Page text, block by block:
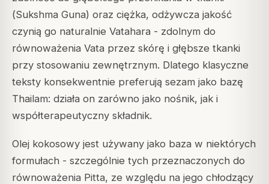
(Sukshma Guna) oraz ciężka, odżywcza jakość
czynią go naturalnie Vatahara - zdolnym do
równoważenia Vata przez skórę i głębsze tkanki
przy stosowaniu zewnętrznym. Dlatego klasyczne
teksty konsekwentnie preferują sezam jako bazę
Thailam: działa on zarówno jako nośnik, jak i
współterapeutyczny składnik.
Olej kokosowy jest używany jako baza w niektórych
formułach - szczególnie tych przeznaczonych do
równoważenia Pitta, ze względu na jego chłodzący